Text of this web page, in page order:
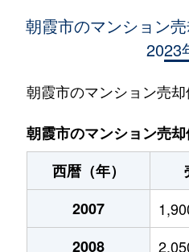
3,100万円
栄町
3,000万円
栄町
1,300万円
栄町
1,500万円
1,700万円
2,900万円
朝霞市のマンション
2023
朝霞市のマンション売却
朝霞市のマンション売
西暦（年）
2007
2008